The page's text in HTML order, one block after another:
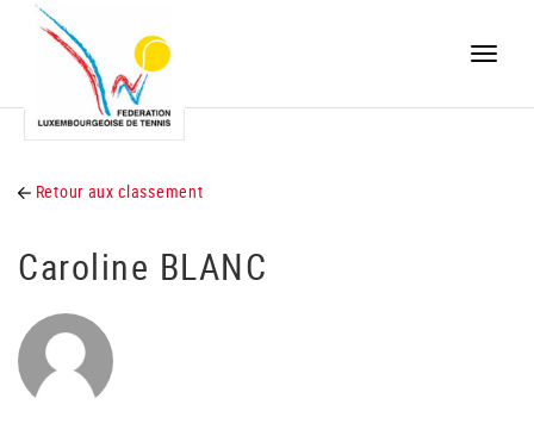
Toggle
Retour aux classement
Caroline BLANC